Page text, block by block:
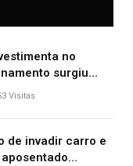
no
surgiu
mulher de
Visitas
de invadir carro e